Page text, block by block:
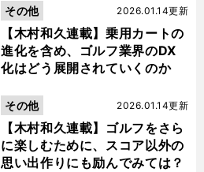
【木村和久連載】乗用カートの
進化を含め、ゴルフ業界のDX
化はどう展開されていくのか
2026.01.14更新
その他
【木村和久連載】ゴルフをさら
に楽しむために、スコア以外の
思い出作りにも励んでみては？
2026.01.14更新
その他